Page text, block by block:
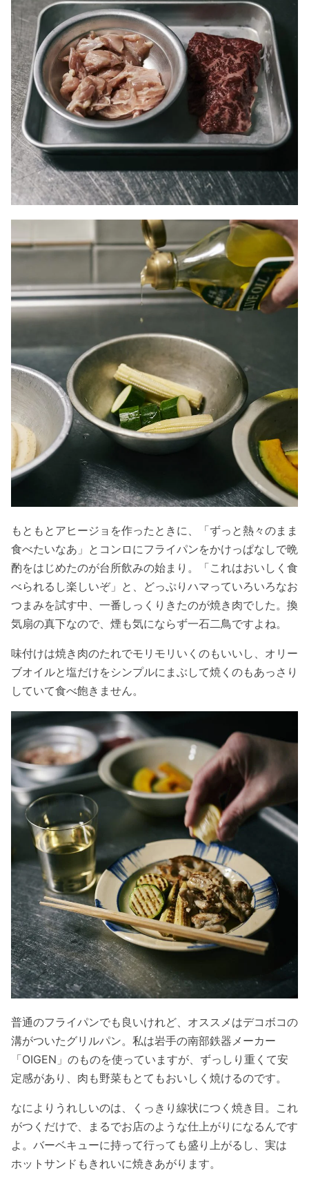
もともとアヒージョを作ったときに、「ずっと熱々のまま
食べたいなあ」とコンロにフライパンをかけっぱなしで晩
酌をはじめたのが台所飲みの始まり。「これはおいしく食
べられるし楽しいぞ」と、どっぷりハマっていろいろなお
つまみを試す中、一番しっくりきたのが焼き肉でした。換
気扇の真下なので、煙も気にならず一石二鳥ですよね。
味付けは焼き肉のたれでモリモリいくのもいいし、オリー
ブオイルと塩だけをシンプルにまぶして焼くのもあっさり
していて食べ飽きません。
普通のフライパンでも良いけれど、オススメはデコボコの
溝がついたグリルパン。私は岩手の南部鉄器メーカー
「OIGEN」のものを使っていますが、ずっしり重くて安
定感があり、肉も野菜もとてもおいしく焼けるのです。
なによりうれしいのは、くっきり線状につく焼き目。これ
がつくだけで、まるでお店のような仕上がりになるんです
よ。バーベキューに持って行っても盛り上がるし、実は
ホットサンドもきれいに焼きあがります。